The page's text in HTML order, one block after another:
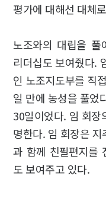
평가에 대해선 대체
노조와의 대립을 풀
리더십도 보여줬다.
인 노조지도부를 직
일 만에 농성을 풀었
30일이었다. 임 회장
명한다. 임 회장은
과 함께 친필편지를
도 보여주고 있다.